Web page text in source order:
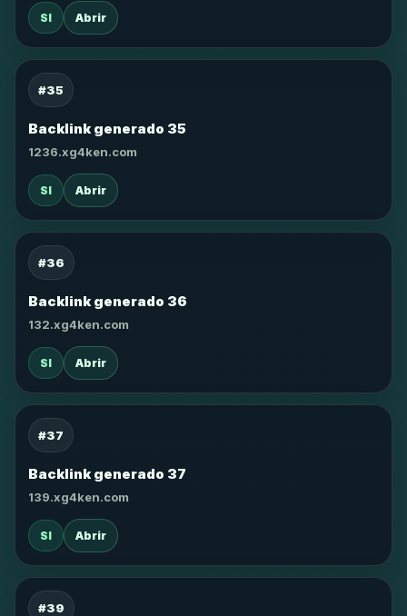
SI Abrir
#35
Backlink generado 35
1236.xg4ken.com
SI Abrir
#36
Backlink generado 36
132.xg4ken.com
SI Abrir
#37
Backlink generado 37
139.xg4ken.com
SI Abrir
#39